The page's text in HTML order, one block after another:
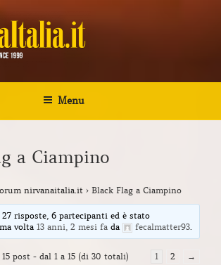
ITALIA
Menu
a Ciampino
nirvanaitalia.it › Black Flag a Ciampino
risposte, 6 partecipanti ed è stato
volta13 anni, 2 mesi fa da fecalmatter93.
post - dal 1 a 15 (di 30 totali) 1 2 →